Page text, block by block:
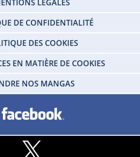
LEGALES
DE CONFIDENTIALITÉ
DES COOKIES
EN MATIÈRE DE COOKIES
NOS MANGAS